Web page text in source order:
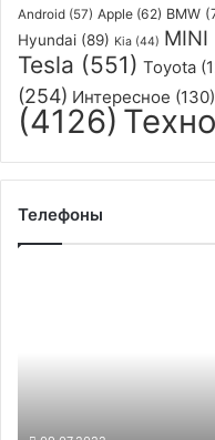
Android (57) Apple (62) BMW
Hyundai (89) Kia (44) MINI
Tesla (551) Toyota
(254) Интересное (130)
(4126)
Телефоны